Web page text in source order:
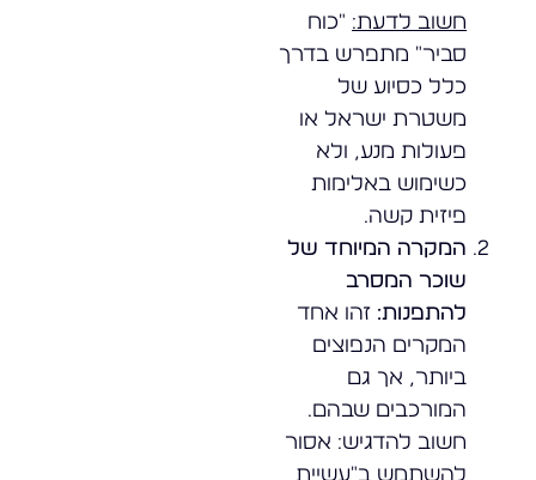
חשוב לדעת: "כוח
סביר" מתפרש בדרך
כלל כסיוע של
משטרת ישראל או
פעולות מנע, ולא
כשימוש באלימות
פיזית קשה.
המקרה המיוחד של
שוכר המסרב
להתפנות: זהו אחד
המקרים הנפוצים
ביותר, אך גם
המורכבים שבהם.
חשוב להדגיש: אסור
להשתמש ב"עשיית